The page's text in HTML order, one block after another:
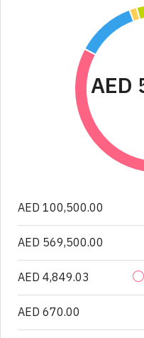
AED
AED 100,500.00
AED 569,500.00
AED 4,849.03
AED 670.00